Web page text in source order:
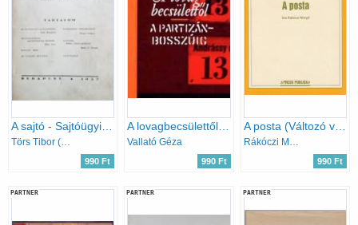
990 Ft
Vallató Géza
990 Ft
A posta (Változó világ 43.)
990 Ft
PARTNER PARTNER PARTNER